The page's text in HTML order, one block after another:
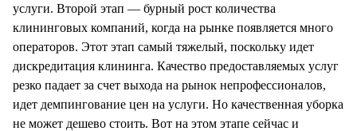
услуги. Второй этап — бурный рост количества
клининговых компаний, когда на рынке появляется много
операторов. Этот этап самый тяжелый, поскольку идет
дискредитация клининга. Качество предоставляемых услуг
резко падает за счет выхода на рынок непрофессионалов,
идет демпингование цен на услуги. Но качественная уборка
не может дешево стоить. Вот на этом этапе сейчас и